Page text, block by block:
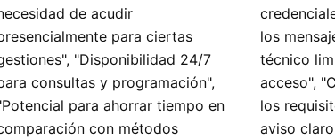
de acudir
para ciertas
"Disponibilidad 24/7
consultas y programación",
para ahorrar tiempo en
con métodos
los
técnico
acceso",
los
aviso